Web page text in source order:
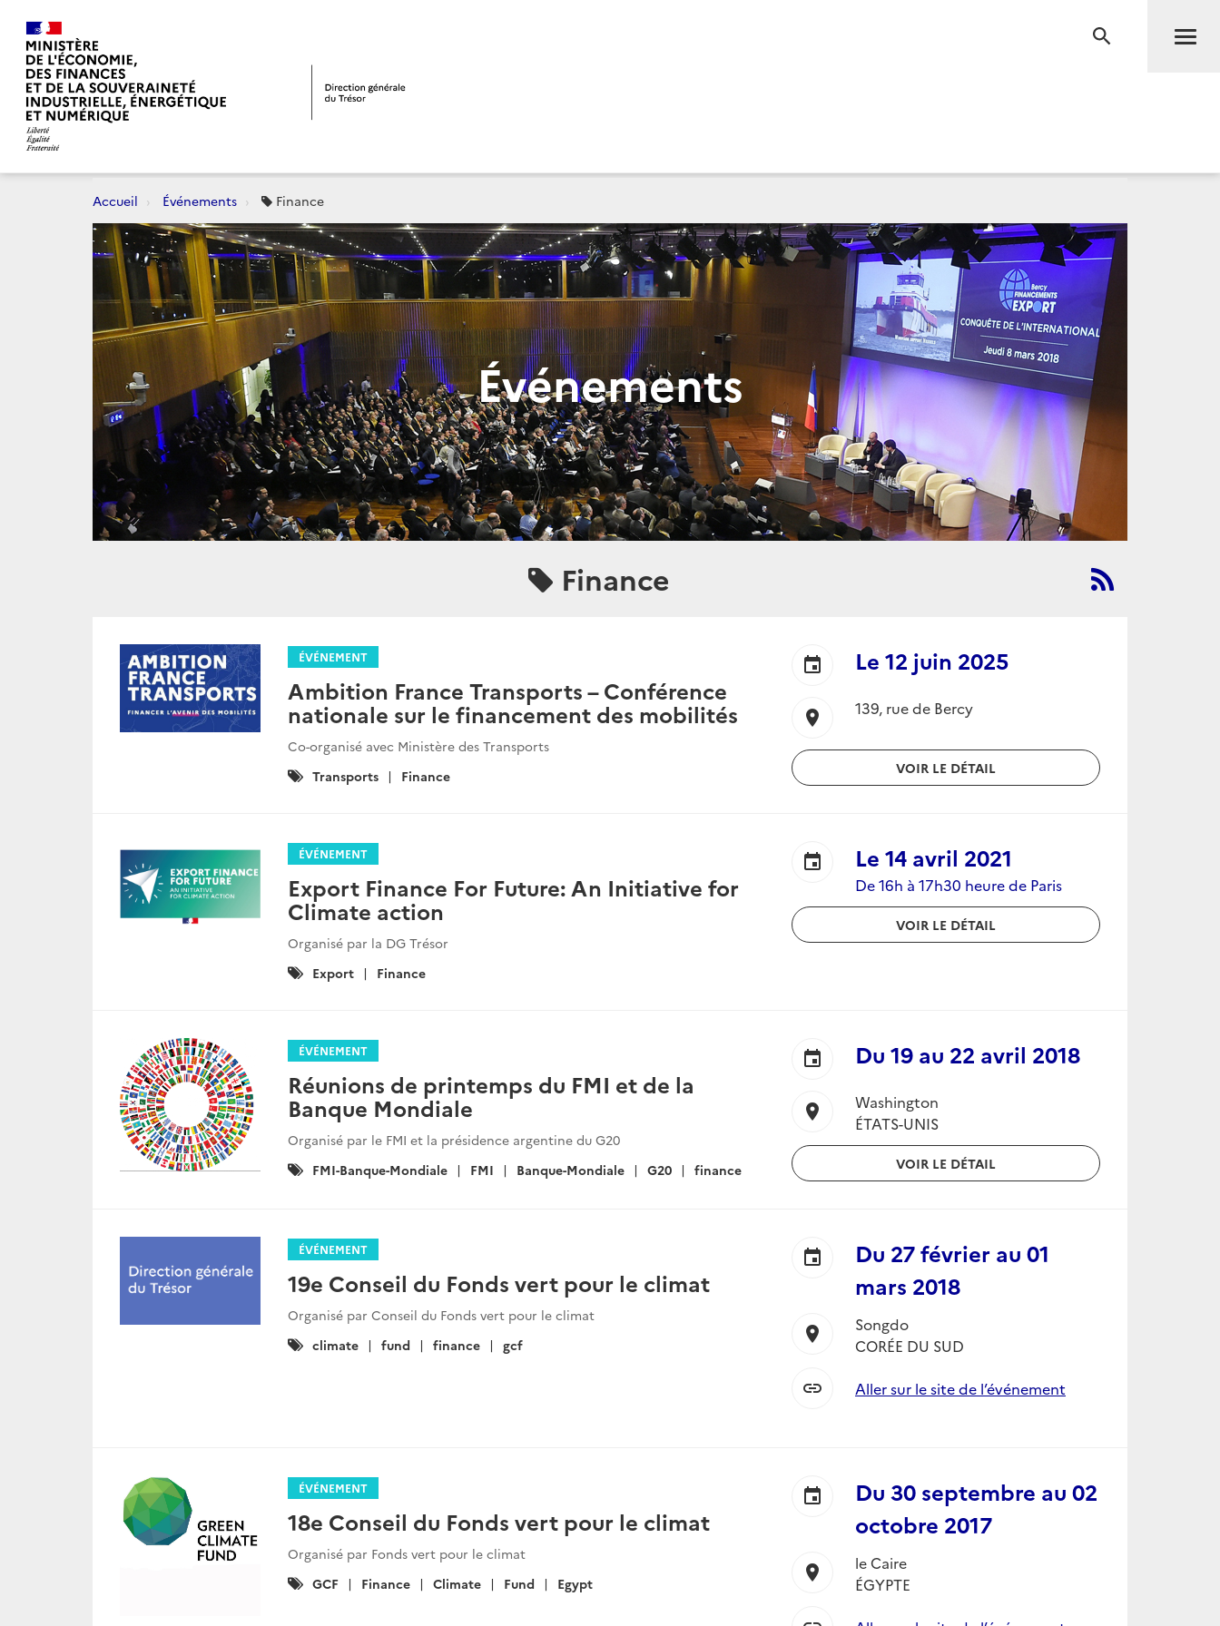
RECHERCHE
Accueil Événements Finance
Événements
Finance
ÉVÉNEMENT
Ambition France Transports – Conférence
nationale sur le financement des mobilités
Co-organisé avec Ministère des Transports
Catégories
Transports Finance
event Le 12 juin 2025
location_on 139, rue de Bercy
VOIR LE DÉTAIL
ÉVÉNEMENT
Export Finance For Future: An Initiative for
Climate action
Organisé par la DG Trésor
Catégories
Export Finance
event Le 14 avril 2021
De 16h à 17h30 heure de Paris
VOIR LE DÉTAIL
ÉVÉNEMENT
Réunions de printemps du FMI et de la
Banque Mondiale
Organisé par le FMI et la présidence argentine du G20
Catégories
FMI-Banque-Mondiale FMI Banque-Mondiale G20 finance
event Du 19 au 22 avril 2018
location_on
Washington
ÉTATS-UNIS
VOIR LE DÉTAIL
ÉVÉNEMENT
19e Conseil du Fonds vert pour le climat
Organisé par Conseil du Fonds vert pour le climat
Catégories
climate fund finance gcf
event Du 27 février au 01
mars 2018
location_on
Songdo
CORÉE DU SUD
link Aller sur le site de l’événement
ÉVÉNEMENT
18e Conseil du Fonds vert pour le climat
Organisé par Fonds vert pour le climat
Catégories
GCF Finance Climate Fund Egypt
event Du 30 septembre au 02
octobre 2017
location_on
le Caire
ÉGYPTE